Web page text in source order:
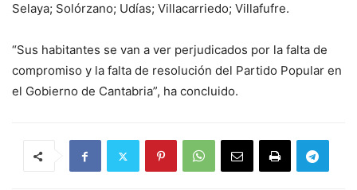
Selaya; Solórzano; Udías; Villacarriedo; Villafufre.
“Sus habitantes se van a ver perjudicados por la falta de
compromiso y la falta de resolución del Partido Popular en
el Gobierno de Cantabria”, ha concluido.